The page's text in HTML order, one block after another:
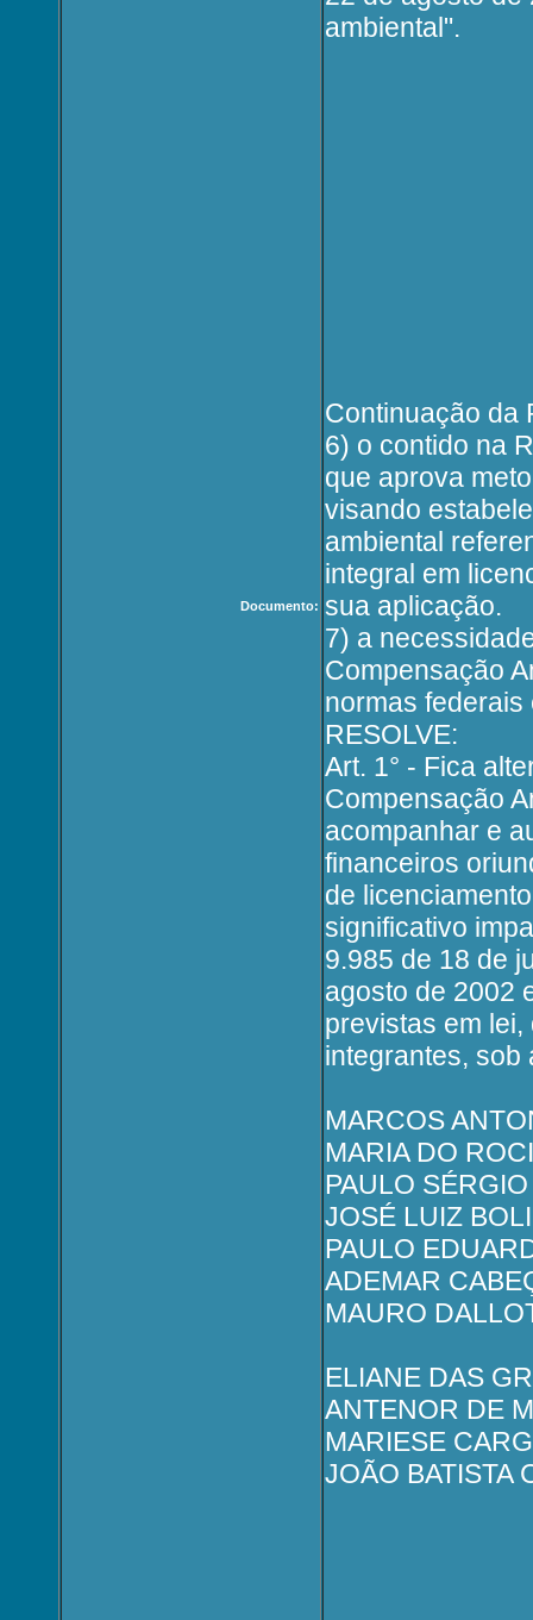
Documento:
ambiental".
Continuação da
6) o contido na
que aprova
visando
ambiental
integral em
sua aplicação.
7) a
Compensação
normas federais
RESOLVE:
Art. 1° - Fica
Compensação
acompanhar e
financeiros
de
significativo
9.985 de 18 de
agosto de 2002
previstas em
integrantes, sob
MARCOS
MARIA DO
PAULO
JOSÉ LUIZ
PAULO
ADEMAR
MAURO
ELIANE DAS
ANTENOR DE
MARIESE
JOÃO BATISTA